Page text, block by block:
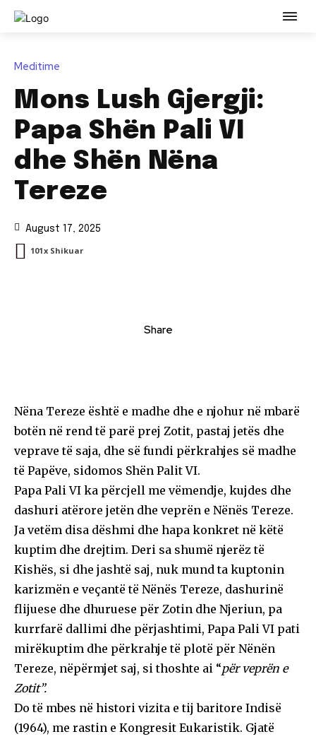
Meditime
Mons Lush Gjergji:
Papa Shën Pali VI
dhe Shën Nëna
Tereze
August 17, 2025
101X Shikuar
Share
Nëna Tereze është e madhe dhe e njohur në mbarë
botën në rend të parë prej Zotit, pastaj jetës dhe
veprave të saja, dhe së fundi përkrahjes së madhe
të Papëve, sidomos Shën Palit VI.
Papa Pali VI ka përcjell me vëmendje, kujdes dhe
dashuri atërore jetën dhe veprën e Nënës Tereze.
Ja vetëm disa dëshmi dhe hapa konkret në këtë
kuptim dhe drejtim. Deri sa shumë njerëz të
Kishës, si dhe jashtë saj, nuk mund ta kuptonin
karizmën e veçantë të Nënës Tereze, dashurinë
flijuese dhe dhuruese për Zotin dhe Njeriun, pa
kurrfarë dallimi dhe përjashtimi, Papa Pali VI pati
mirëkuptim dhe përkrahje të plotë për Nënën
Tereze, nëpërmjet saj, si thoshte ai “për veprën e
Zotit”.
Do të mbes në histori vizita e tij baritore Indisë
(1964), me rastin e Kongresit Eukaristik. Gjatë